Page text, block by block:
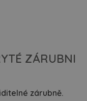
ZÁRUBNI
zárubně.